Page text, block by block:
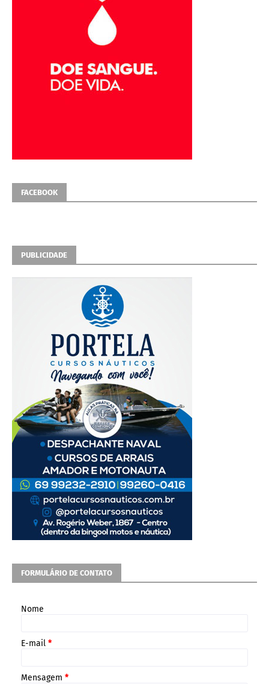
FACEBOOK
PUBLICIDADE
FORMULÁRIO DE CONTATO
Nome
E-mail *
Mensagem *